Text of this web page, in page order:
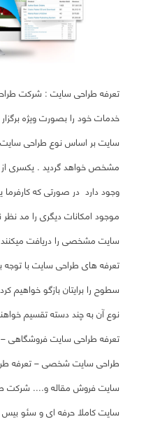
خدمات خود را بصورت ویژه
سایت بر اساس نوع طراحی
مشخص خواهد گردید . یکسری
وجود دارد در صورتی که کارفرما
موجود امکانات دیگری را مد
سایت مشخصی را دریافت
تعرفه های طراحی سایت با
سطوح را برایتان بازگو خواهیم
نوع آن به چند دسته تقسیم
تعرفه طراحی سایت فروشگاهی –
طراحی سایت شخصی – تعرفه
سایت فروش مقاله و....
سایت کاملا حرفه ای و سئو